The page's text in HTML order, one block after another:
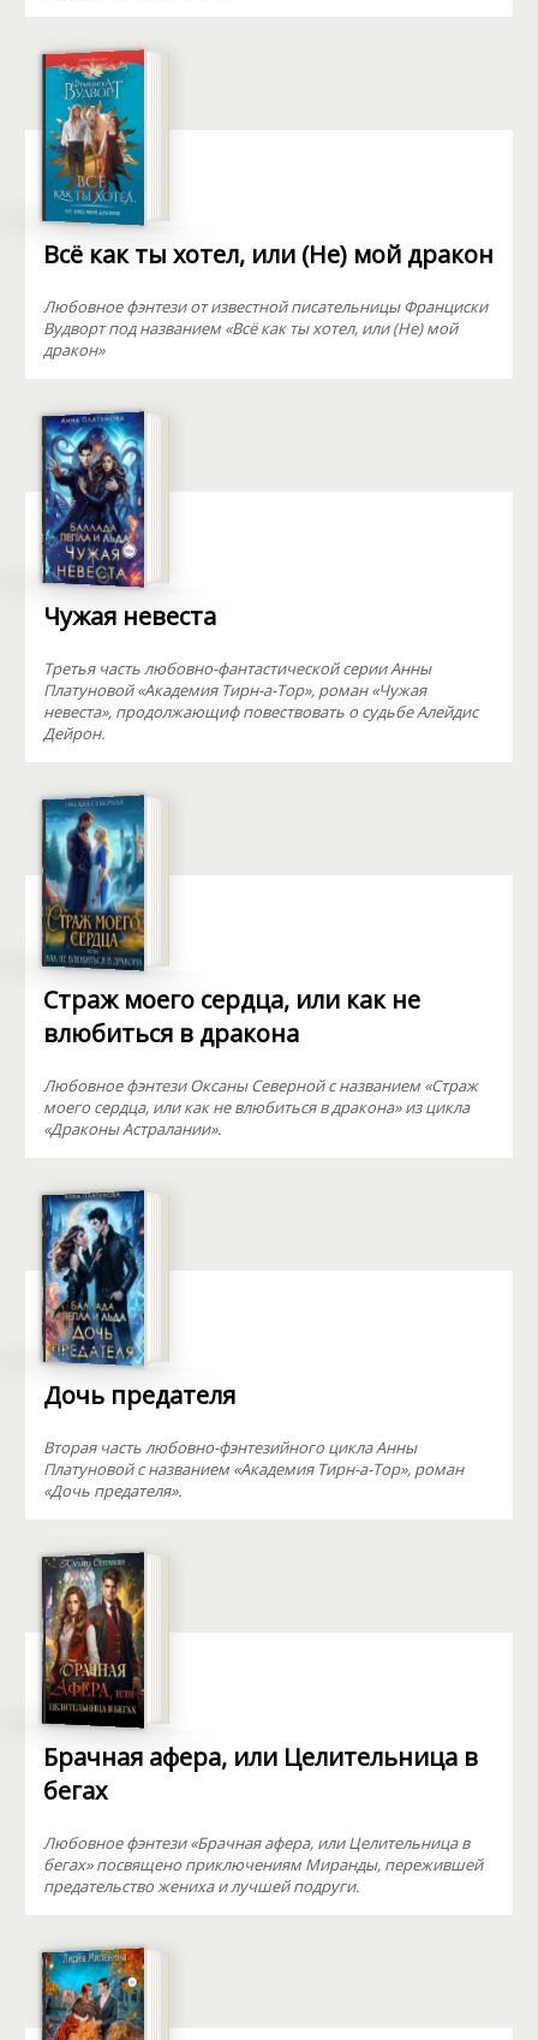
Всё как ты хотел, или (Не) мой дракон
Любовное фэнтези от известной писательницы Франциски
Вудворт под названием «Всё как ты хотел, или (Не) мой
дракон»
Чужая невеста
Третья часть любовно-фантастической серии Анны
Платуновой «Академия Тирн-а-Тор», роман «Чужая
невеста», продолжающиф повествовать о судьбе Алейдис
Дейрон.
Страж моего сердца, или как не
влюбиться в дракона
Любовное фэнтези Оксаны Северной с названием «Страж
моего сердца, или как не влюбиться в дракона» из цикла
«Драконы Астралании».
Дочь предателя
Вторая часть любовно-фэнтезийного цикла Анны
Платуновой с названием «Академия Тирн-а-Тор», роман
«Дочь предателя».
Брачная афера, или Целительница в
бегах
Любовное фэнтези «Брачная афера, или Целительница в
бегах» посвящено приключениям Миранды, пережившей
предательство жениха и лучшей подруги.